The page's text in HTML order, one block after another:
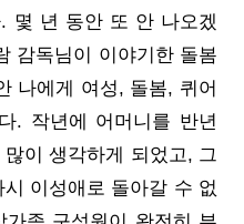
몇 년 동안 또 안 나오겠
감독님이 이야기한 돌봄
나에게 여성, 돌봄, 퀴어
. 작년에 어머니를 반년
이 생각하게 되었고, 그
이성애로 돌아갈 수 없